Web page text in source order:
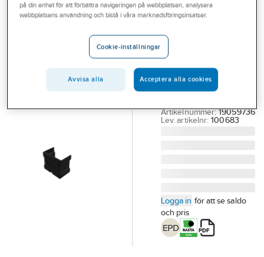
Branscher CW LUNDBERG
Ändlock
solpanelskena,
CW Lundberg
ÄNDLOCK
SOLPANELSKENA (
Artikelnummer: 19059736
Lev. artikelnr: 100683
Logga in för att se saldo
och pris
på din enhet för att förbättra navigeringen på webbplatsen, analysera
webbplatsens användning och bistå i våra marknadsföringsinsatser.
Cookie-inställningar
Avvisa alla Acceptera alla cookies